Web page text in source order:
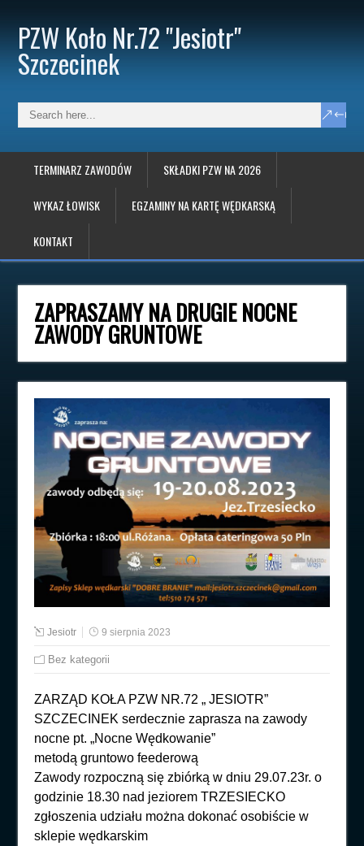
PZW Koło Nr.72 "Jesiotr"
Szczecinek
TERMINARZ ZAWODÓW SKŁADKI PZW NA 2026
WYKAZ ŁOWISK EGZAMINY NA KARTĘ WĘDKARSKĄ
KONTAKT
ZAPRASZAMY NA DRUGIE NOCNE
ZAWODY GRUNTOWE
Jesiotr 9 sierpnia 2023
Bez kategorii
ZARZĄD KOŁA PZW NR.72 „ JESIOTR”
SZCZECINEK serdecznie zaprasza na zawody
nocne pt. „Nocne Wędkowanie”
metodą gruntowo feederową
Zawody rozpoczną się zbiórką w dniu 29.07.23r. o
godzinie 18.30 nad jeziorem TRZESIECKO
zgłoszenia udziału można dokonać osobiście w
sklepie wędkarskim